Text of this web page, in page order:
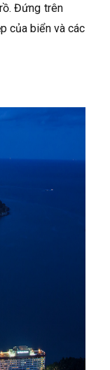
Đứng trên
của biển và các